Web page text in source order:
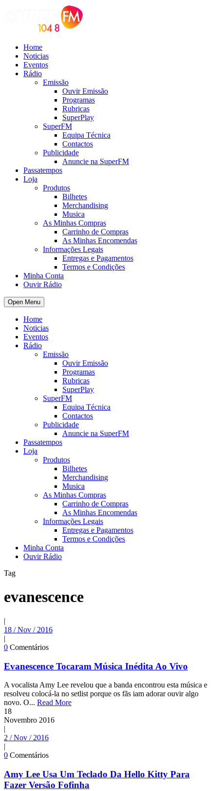
Home
Noticias
Eventos
Rádio
Emissão
Ouvir Emissão
Programas
Rubricas
SuperPlay
SuperFM
Equipa Técnica
Contactos
Publicidade
Anuncie na SuperFM
Passatempos
Loja
Produtos
Bilhetes
Merchandising
Musica
As Minhas Compras
Carrinho de Compras
As Minhas Encomendas
Informações Legais
Entregas e Pagamentos
Termos e Condições
Minha Conta
Ouvir Rádio
Open Menu
Home
Noticias
Eventos
Rádio
Emissão
Ouvir Emissão
Programas
Rubricas
SuperPlay
SuperFM
Equipa Técnica
Contactos
Publicidade
Anuncie na SuperFM
Passatempos
Loja
Produtos
Bilhetes
Merchandising
Musica
As Minhas Compras
Carrinho de Compras
As Minhas Encomendas
Informações Legais
Entregas e Pagamentos
Termos e Condições
Minha Conta
Ouvir Rádio
Tag
evanescence
|
18 / Nov / 2016
|
0 Comentários
Evanescence Tocaram Música Inédita Ao Vivo
A vocalista Amy Lee revelou que a banda encontrou esta música e
resolveu colocá-la no setlist porque os fãs iam adorar ouvir algo
novo. O... Read More
18
Novembro 2016
|
2 / Nov / 2016
|
0 Comentários
Amy Lee Usa Um Teclado Da Hello Kitty Para
Fazer Versão Fofinha